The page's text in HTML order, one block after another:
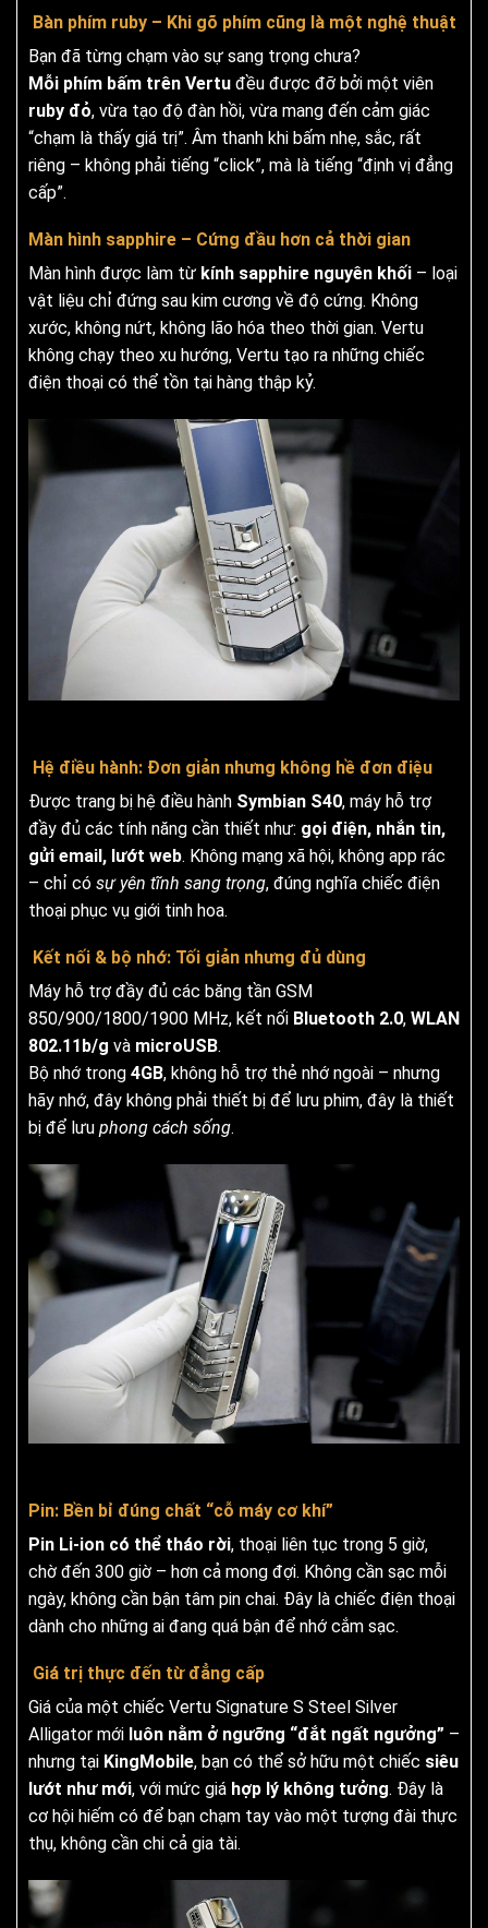
Bàn phím ruby – Khi gõ phím cũng là một nghệ thuật
Bạn đã từng chạm vào sự sang trọng chưa?
Mỗi phím bấm trên Vertu đều được đỡ bởi một viên
ruby đỏ, vừa tạo độ đàn hồi, vừa mang đến cảm giác
“chạm là thấy giá trị”. Âm thanh khi bấm nhẹ, sắc, rất
riêng – không phải tiếng “click”, mà là tiếng “định vị đẳng
cấp”.
Màn hình sapphire – Cứng đầu hơn cả thời gian
Màn hình được làm từ kính sapphire nguyên khối – loại
vật liệu chỉ đứng sau kim cương về độ cứng. Không
xước, không nứt, không lão hóa theo thời gian. Vertu
không chạy theo xu hướng, Vertu tạo ra những chiếc
điện thoại có thể tồn tại hàng thập kỷ.
Hệ điều hành: Đơn giản nhưng không hề đơn điệu
Được trang bị hệ điều hành Symbian S40, máy hỗ trợ
đầy đủ các tính năng cần thiết như: gọi điện, nhắn tin,
gửi email, lướt web. Không mạng xã hội, không app rác
– chỉ có sự yên tĩnh sang trọng, đúng nghĩa chiếc điện
thoại phục vụ giới tinh hoa.
Kết nối & bộ nhớ: Tối giản nhưng đủ dùng
Máy hỗ trợ đầy đủ các băng tần GSM
850/900/1800/1900 MHz, kết nối Bluetooth 2.0, WLAN
802.11b/g và microUSB.
Bộ nhớ trong 4GB, không hỗ trợ thẻ nhớ ngoài – nhưng
hãy nhớ, đây không phải thiết bị để lưu phim, đây là thiết
bị để lưu phong cách sống.
Pin: Bền bỉ đúng chất “cỗ máy cơ khí”
Pin Li-ion có thể tháo rời, thoại liên tục trong 5 giờ,
chờ đến 300 giờ – hơn cả mong đợi. Không cần sạc mỗi
ngày, không cần bận tâm pin chai. Đây là chiếc điện thoại
dành cho những ai đang quá bận để nhớ cắm sạc.
Giá trị thực đến từ đẳng cấp
Giá của một chiếc Vertu Signature S Steel Silver
Alligator mới luôn nằm ở ngưỡng “đắt ngất ngưởng” –
nhưng tại KingMobile, bạn có thể sở hữu một chiếc siêu
lướt như mới, với mức giá hợp lý không tưởng. Đây là
cơ hội hiếm có để bạn chạm tay vào một tượng đài thực
thụ, không cần chi cả gia tài.